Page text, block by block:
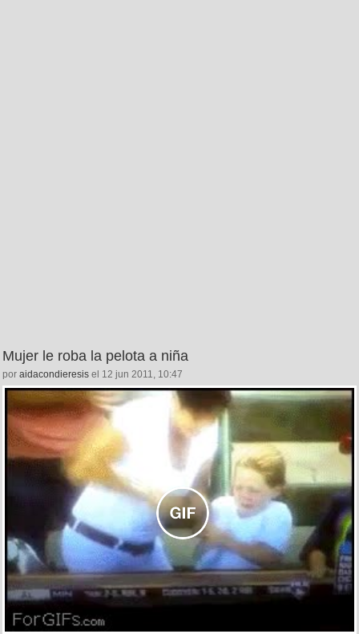
Mujer le roba la pelota a niña
por aidacondieresis el 12 jun 2011, 10:47